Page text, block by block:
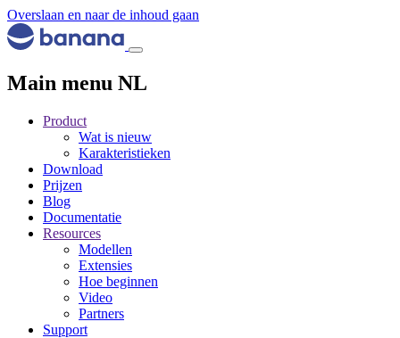
Overslaan en naar de inhoud gaan
Main menu NL
Product
Wat is nieuw
Karakteristieken
Download
Prijzen
Blog
Documentatie
Resources
Modellen
Extensies
Hoe beginnen
Video
Partners
Support